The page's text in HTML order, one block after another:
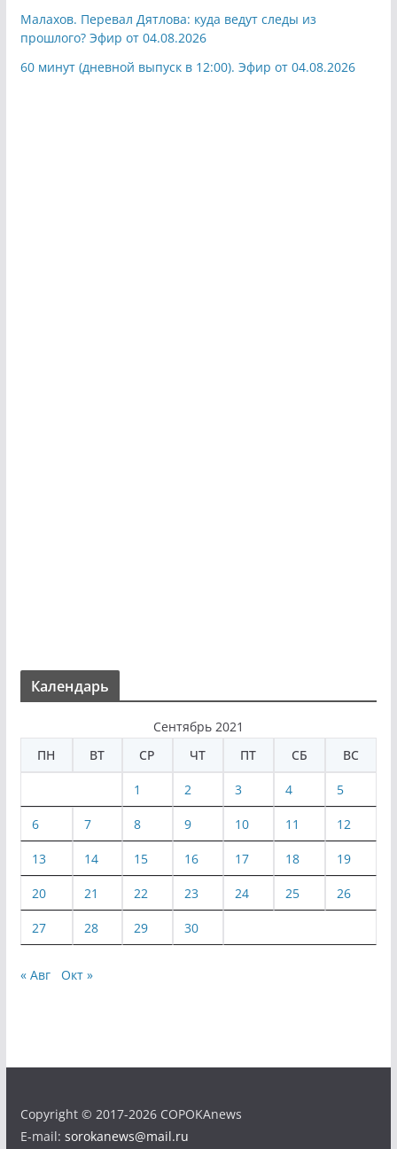
Малахов. Перевал Дятлова: куда ведут следы из
прошлого? Эфир от 04.08.2026
60 минут (дневной выпуск в 12:00). Эфир от 04.08.2026
Календарь
Сентябрь 2021
ПН
ВТ СР ЧТ ПТ СБ ВС
1 2 3 4 5
6 7 8 9 10 11 12
13 14 15 16 17 18 19
20 21 22 23 24 25 26
27 28 29 30
« Авг Окт »
Copyright © 2017-2026 COPOKAnews
E-mail: sorokanews@mail.ru